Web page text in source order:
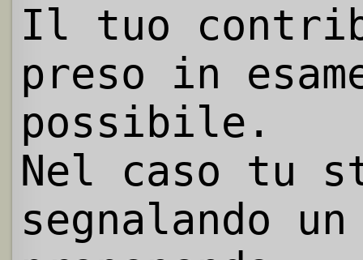
Il tuo
preso in
possibile.
Nel caso tu
segnalando